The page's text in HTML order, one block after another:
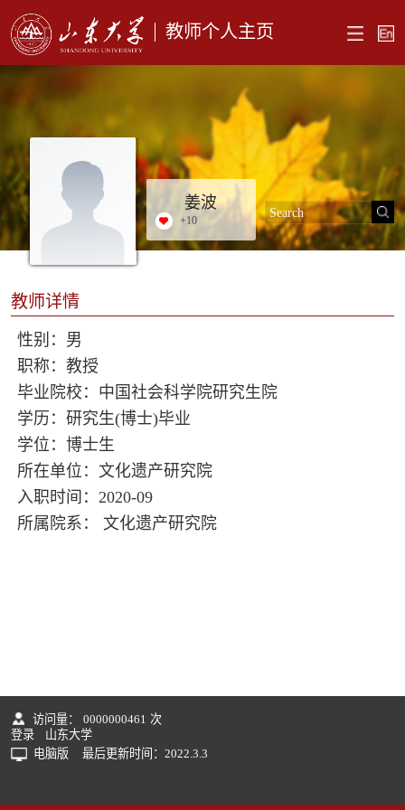
教师个人主页
姜波
+10
教师详情
性别：男
职称：教授
毕业院校：中国社会科学院研究生院
学历：研究生(博士)毕业
学位：博士生
所在单位：文化遗产研究院
入职时间：2020-09
所属院系： 文化遗产研究院
访问量： 0000000461 次
登录
山东大学
电脑版
最后更新时间： 2022.3.3